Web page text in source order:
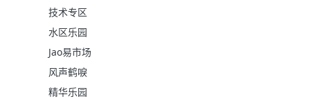
技术专区
水区乐园
Jao易市场
风声鹤唳
精华乐园